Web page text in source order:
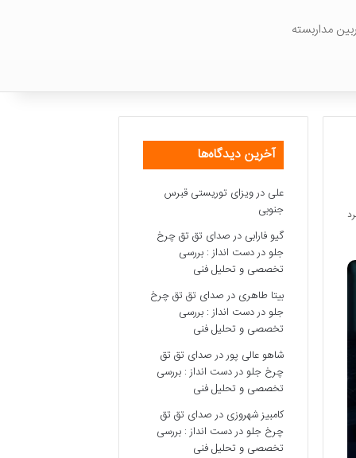
مداربسته
آخرین دیدگاه‌ها
علی درویزای توریستی قبرس
جنوبی
گیو فارابی درصدای تق تق چرخ
جلو در دست انداز : بررسی
تخصصی و تحلیل فنی
بیتا طاهری درصدای تق تق چرخ
جلو در دست انداز : بررسی
تخصصی و تحلیل فنی
شاهو عالی پوردرصدای تق تق
چرخ جلو در دست انداز : بررسی
تخصصی و تحلیل فنی
کامبیز شهروزی درصدای تق تق
چرخ جلو در دست انداز : بررسی
تخصصی و تحلیل فنی